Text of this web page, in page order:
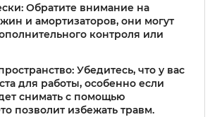
: Обратите внимание на
и амортизаторов, они могут
контроля или
: Убедитесь, что у вас
для работы, особенно если
снимать с помощью
позволит избежать травм.